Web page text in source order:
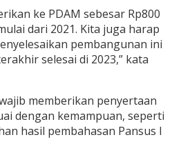
ke PDAM sebesar Rp800
dari 2021. Kita juga harap
pembangunan ini
selesai di 2023,” kata
memberikan penyertaan
dengan kemampuan, seperti
hasil pembahasan Pansus I